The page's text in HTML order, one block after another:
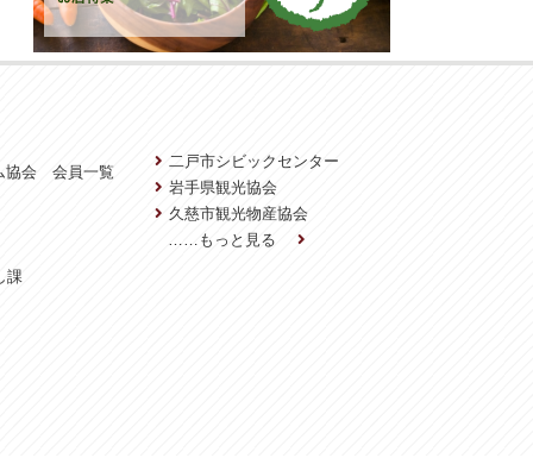
協会 会員一覧
課
二戸市シビックセンター
岩手県観光協会
久慈市観光物産協会
……もっと見る